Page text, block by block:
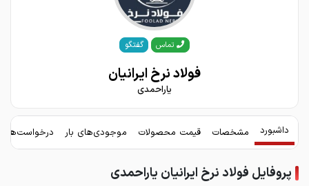
تماس گفتگو
فولاد نرخ ایرانیان
یاراحمدی
داشبورد مشخصات قیمت محصولات موجودی‌های بار
پروفایل فولاد نرخ ایرانیان یاراحمدی